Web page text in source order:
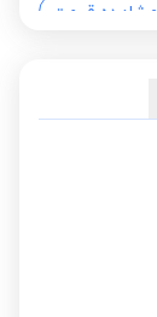
مشاهده قیمت